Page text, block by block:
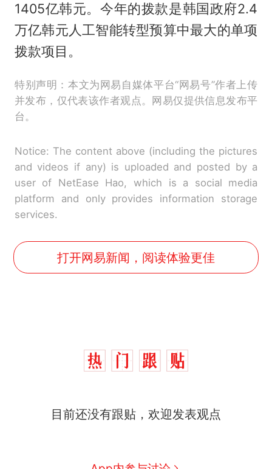
1405亿韩元。今年的拨款是韩国政府2.4
万亿韩元人工智能转型预算中最大的单项
拨款项目。
特别声明：本文为网易自媒体平台“网易号”作者上传
并发布，仅代表该作者观点。网易仅提供信息发布平
台。
Notice: The content above (including the pictures
and videos if any) is uploaded and posted by a
user of NetEase Hao, which is a social media
platform and only provides information storage
services.
打开网易新闻，阅读体验更佳
目前还没有跟贴，欢迎发表观点